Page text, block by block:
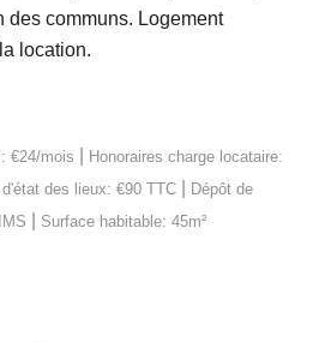
des communs. Logement
location.
€24/mois
Honoraires charge locataire:
des lieux: €90 TTC
Dépôt de
Surface habitable: 45m²